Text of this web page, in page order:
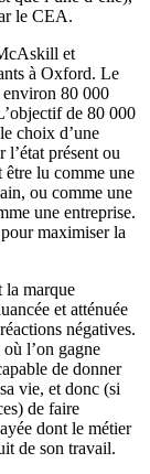
le CEA.
et
à Oxford. Le
environ 80 000
de 80 000
choix d’une
présent ou
lu comme une
ou comme une
une entreprise.
maximiser la
la marque
et atténuée
négatives.
l’on gagne
de donner
vie, et donc (si
de faire
dont le métier
de son travail.